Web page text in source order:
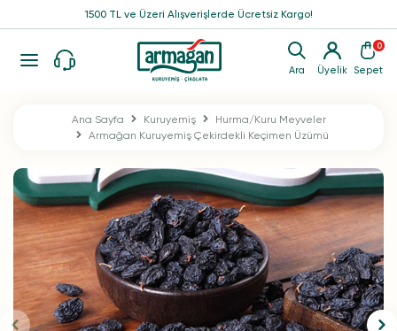
Ara Üyelik
0
Sepet
1500 TL ve Üzeri Alışverişlerde Ücretsiz Kargo!
Ana Sayfa Kuruyemiş
Hurma/Kuru Meyveler
Armağan Kuruyemiş Çekirdekli Keçimen Üzümü